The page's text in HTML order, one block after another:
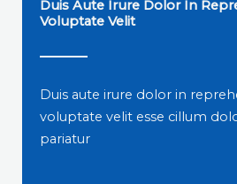
Duis Aute Irure Dolor In
Voluptate Velit
Duis aute irure dolor in
voluptate velit esse cillum
pariatur